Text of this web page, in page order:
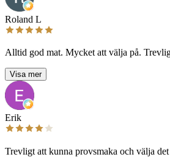
Roland L
Alltid god mat. Mycket att välja på.
Visa mer
Erik
Trevligt att kunna provsmaka och välja